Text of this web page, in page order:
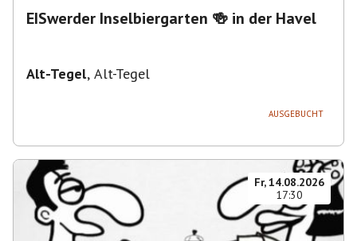
EISwerder Inselbiergarten 🍻 in der Havel
Alt-Tegel, Alt-Tegel
AUSGEBUCHT
Fr, 14.08.2026
17:30